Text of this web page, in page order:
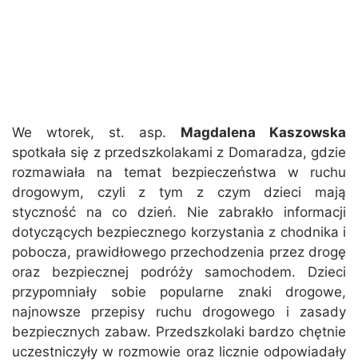
We wtorek, st. asp. Magdalena Kaszowska
spotkała się z przedszkolakami z Domaradza, gdzie
rozmawiała na temat bezpieczeństwa w ruchu
drogowym, czyli z tym z czym dzieci mają
styczność na co dzień. Nie zabrakło informacji
dotyczących bezpiecznego korzystania z chodnika i
pobocza, prawidłowego przechodzenia przez drogę
oraz bezpiecznej podróży samochodem. Dzieci
przypomniały sobie popularne znaki drogowe,
najnowsze przepisy ruchu drogowego i zasady
bezpiecznych zabaw. Przedszkolaki bardzo chętnie
uczestniczyły w rozmowie oraz licznie odpowiadały